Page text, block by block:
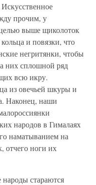
прочим, у
выше щиколоток
и повязки, что
негритянки, чтобы
них сплошной ряд
всю икру.
из овечьей шкуры и
Наконец, наши
народов в Гималаях
наматыванием на
отчего ноги их
стараются